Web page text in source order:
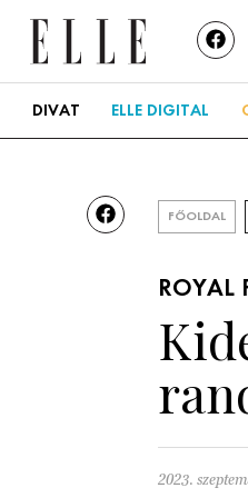
DIVAT ELLE DIGITAL
FŐOLDAL
ROYAL
2023.